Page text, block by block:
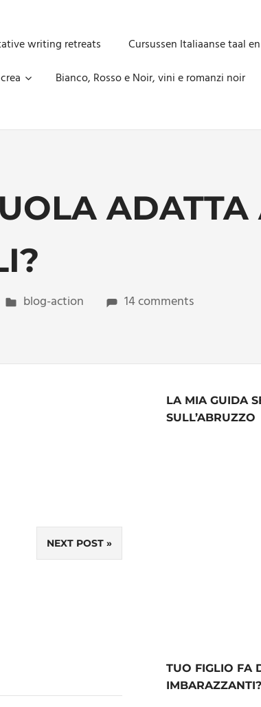
writing retreats
Cursussen Italiaanse taal
Bianco, Rosso e Noir, vini e romanzi noir
blog-action 14 comments
NEXT POST
LA MIA GUIDA
SULL’ABRUZZO
TUO FIGLIO FA
IMBARAZZANTI?